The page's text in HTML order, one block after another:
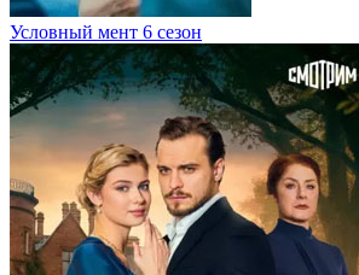
Условный мент 6 сезон